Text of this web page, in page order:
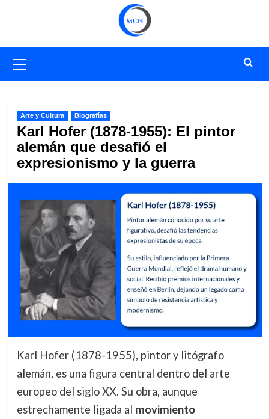
primario
Arte y Cultura Biografías
Karl Hofer (1878-1955): El pintor
alemán que desafió el
expresionismo y la guerra
Karl Hofer (1878-1955), pintor y litógrafo
alemán, es una figura central dentro del arte
europeo del siglo XX. Su obra, aunque
estrechamente ligada al movimiento